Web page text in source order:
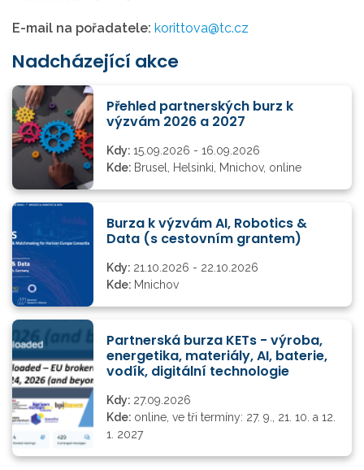
E-mail na pořadatele: korittova@tc.cz
Nadcházející akce
Přehled partnerských burz k
výzvám 2026 a 2027
Kdy: 15.09.2026 - 16.09.2026
Kde: Brusel, Helsinki, Mnichov, online
Burza k výzvám AI, Robotics &
Data (s cestovním grantem)
Kdy: 21.10.2026 - 22.10.2026
Kde: Mnichov
Partnerská burza KETs - výroba,
energetika, materiály, AI, baterie,
vodík, digitální technologie
Kdy: 27.09.2026
Kde: online, ve tři termíny: 27. 9., 21. 10. a 12.
1. 2027